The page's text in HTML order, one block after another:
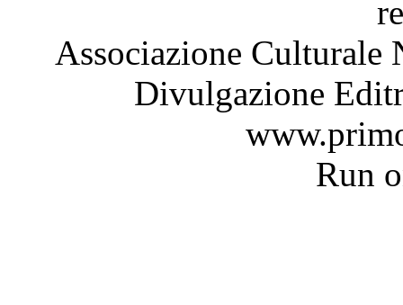
Associazione
Divulgazione
Run